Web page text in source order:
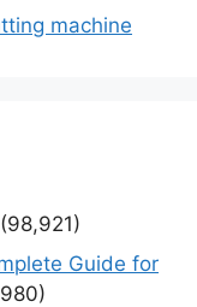
machine
(98,921)
Guide for